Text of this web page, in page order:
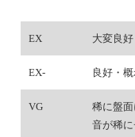
EX 大変良
EX- 良好・
VG
稀に盤
音が稀